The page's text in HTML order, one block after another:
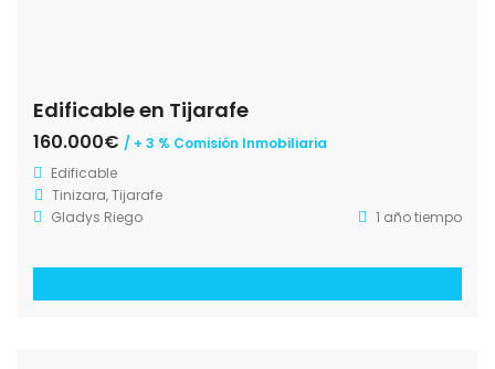
Edificable en Tijarafe
160.000€ / + 3 % Comisión Inmobiliaria
Edificable
Tinizara, Tijarafe
Gladys Riego
1 año tiempo